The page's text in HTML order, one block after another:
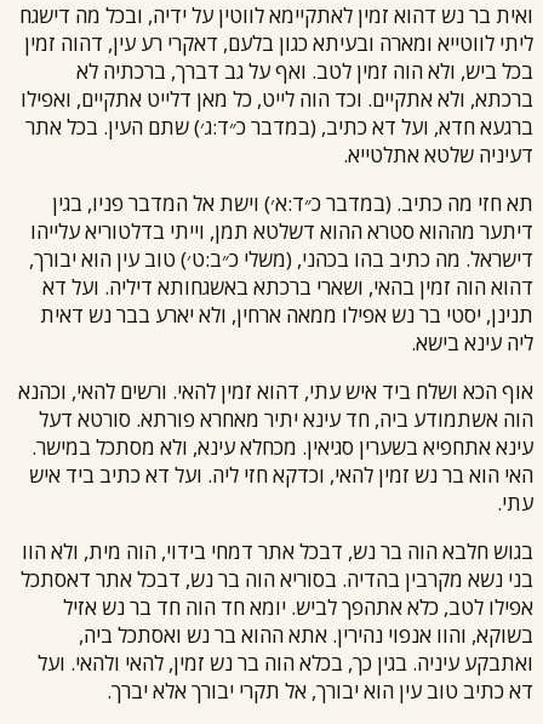
ואית בר נש דהוא זמין לאתקיימא לווטין על ידיה, ובכל מה דישגח
ליתי לווטייא ומארה ובעיתא כגון בלעם, דאקרי רע עין, דהוה זמין
בכל ביש, ולא הוה זמין לטב. ואף על גב דברך, ברכתיה לא
ברכתא, ולא אתקיים. וכד הוה לייט, כל מאן דלייט אתקיים, ואפילו
ברגעא חדא, ועל דא כתיב, (במדבר כ״ד:ג׳) שתם העין. בכל אתר
דעיניה שלטא אתלטייא.
תא חזי מה כתיב. (במדבר כ״ד:א׳) וישת אל המדבר פניו, בגין
דיתער מההוא סטרא ההוא דשלטא תמן, וייתי בדלטוריא עלייהו
דישראל. מה כתיב בהו בכהני, (משלי כ״ב:ט׳) טוב עין הוא יבורך,
דהוא הוה זמין בהאי, ושארי ברכתא באשגחותא דיליה. ועל דא
תנינן, יסטי בר נש אפילו ממאה ארחין, ולא יארע בבר נש דאית
ליה עינא בישא.
אוף הכא ושלח ביד איש עתי, דהוא זמין להאי. ורשים להאי, וכהנא
הוה אשתמודע ביה, חד עינא יתיר מאחרא פורתא. סורטא דעל
עינא אתחפיא בשערין סגיאין. מכחלא עינא, ולא מסתכל במישר.
האי הוא בר נש זמין להאי, וכדקא חזי ליה. ועל דא כתיב ביד איש
עתי.
בגוש חלבא הוה בר נש, דבכל אתר דמחי בידוי, הוה מית, ולא הוו
בני נשא מקרבין בהדיה. בסוריא הוה בר נש, דבכל אתר דאסתכל
אפילו לטב, כלא אתהפך לביש. יומא חד הוה חד בר נש אזיל
בשוקא, והוו אנפוי נהירין. אתא ההוא בר נש ואסתכל ביה,
ואתבקע עיניה. בגין כך, בכלא הוה בר נש זמין, להאי ולהאי. ועל
דא כתיב טוב עין הוא יבורך, אל תקרי יבורך אלא יברך.